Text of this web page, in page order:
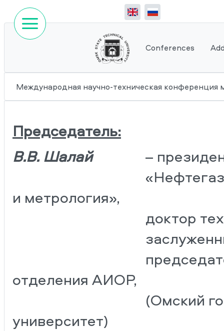
Conferences
Международная научно-техническая
Председатель:
В.В. Шалай– президент
«Нефтегазовое
и метрология»,
доктор
заслуженный
председатель
отделения АИОР,
(Омский
университет)